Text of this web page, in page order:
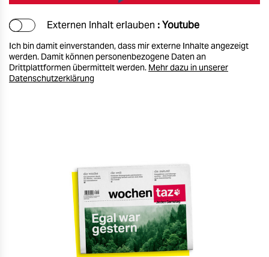
Externen Inhalt erlauben : Youtube
Ich bin damit einverstanden, dass mir externe Inhalte angezeigt
werden. Damit können personenbezogene Daten an
Drittplattformen übermittelt werden. Mehr dazu in unserer
Datenschutzerklärung